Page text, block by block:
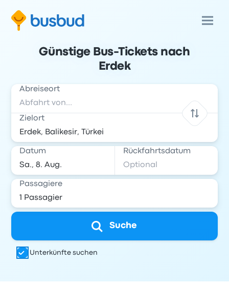
Günstige Bus-Tickets nach
Erdek
Abreiseort
Zielort
Datum Rückfahrtsdatum
Passagiere
Suche
Unterkünfte suchen